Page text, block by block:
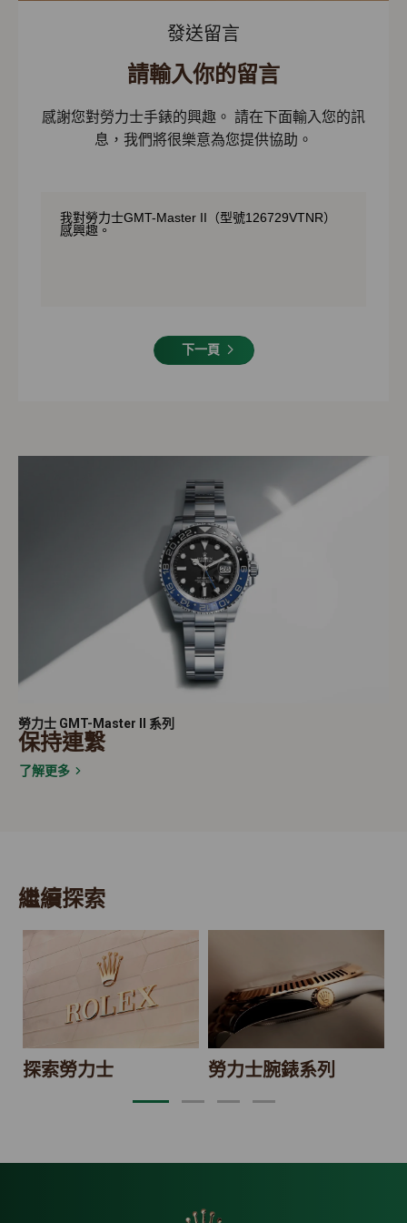
發送留言
請輸入你的留言
感謝您對勞力士手錶的興趣。 請在下面輸入您的訊
息，我們將很樂意為您提供協助。
下一頁
勞力士 GMT-Master II 系列
保持連繫
了解更多
繼續探索
探索勞力士 勞力士腕錶系列